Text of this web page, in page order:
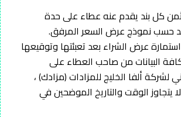
ثمن كل بند يقدم عنه عطاء على حدة
حسب نموذج عرض السعر المرفق.
استمارة عرض الشراء بعد تعبئتها وتوقيعها
البيانات من صاحب العطاء على
لشركة ألفا الخليج للمزادات (مزادك) ،
الوقت والتاريخ الموضحين في